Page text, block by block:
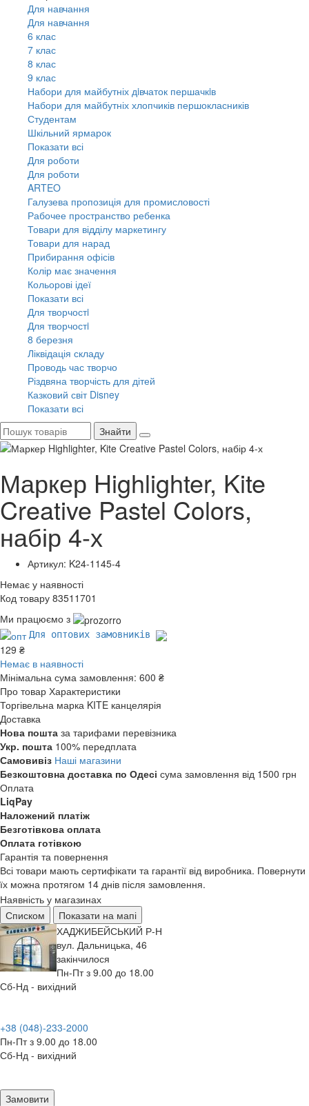
Для навчання
Для навчання
6 клас
7 клас
8 клас
9 клас
Набори для майбутніх дiвчаток першачкiв
Набори для майбутніх хлопчиків першокласників
Студентам
Шкільний ярмарок
Показати всі
Для роботи
Для роботи
ARTEO
Галузева пропозиція для промисловості
Рабочее пространство ребенка
Товари для відділу маркетингу
Товари для нарад
Прибирання офісів
Колір має значення
Кольорові ідеї
Показати всі
Для творчостi
Для творчостi
8 березня
Ліквідація складу
Проводь час творчо
Різдвяна творчість для дітей
Казковий світ Disney
Показати всі
Знайти
Маркер Highlighter, Kite
Creative Pastel Colors,
набір 4-х
Артикул: K24-1145-4
Немає у наявності
Код товару 83511701
Ми працюємо з
Для оптових замовників
129 ₴
Немає в наявності
Мінімальна сума замовлення: 600 ₴
Про товар Характеристики
Торгівельна марка KITE канцелярія
Доставка
Нова пошта за тарифами перевізника
Укр. пошта 100% передплата
Самовивіз Наші магазини
Безкоштовна доставка по Одесі сума замовлення від 1500 грн
Оплата
LiqPay
Наложений платіж
Безготівкова оплата
Оплата готівкою
Гарантія та повернення
Всі товари мають сертифікати та гарантії від виробника. Повернути
їх можна протягом 14 днів після замовлення.
Наявність у магазинах
Списком
Показати на мапі
ХАДЖИБЕЙСЬКИЙ Р-Н
вул. Дальницька, 46
закінчилося
Пн-Пт з 9.00 до 18.00
Сб-Нд - вихідний
+38 (048)-233-2000
Пн-Пт з 9.00 до 18.00
Сб-Нд - вихідний
Замовити